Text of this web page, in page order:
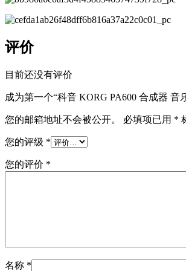
评价
目前还没有评价
成为第一个“科音 KORG PA600 合成器 音
您的邮箱地址不会被公开。 必填项已用 *
您的评级 *
您的评价 *
名称 *